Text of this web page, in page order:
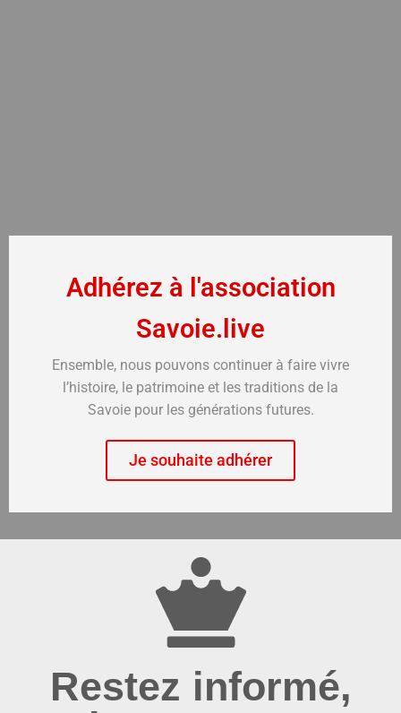
Adhérez à l'association
Savoie.live
Ensemble, nous pouvons continuer à faire vivre
l’histoire, le patrimoine et les traditions de la
Savoie pour les générations futures.
Je souhaite adhérer
Restez informé,